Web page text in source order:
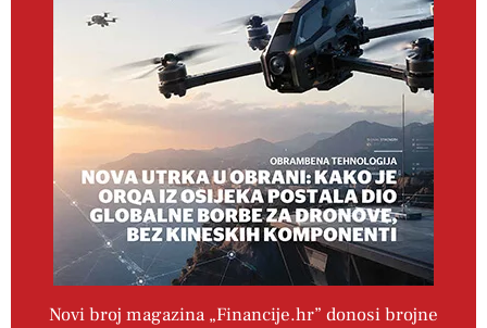
Novi broj magazina „Financije.hr” donosi brojne